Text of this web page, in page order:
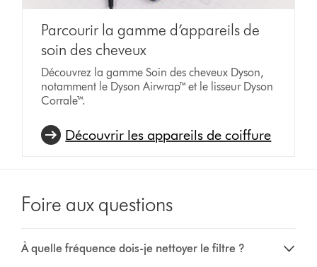
Parcourir la gamme d’appareils de
soin des cheveux
Découvrez la gamme Soin des cheveux Dyson,
notamment le Dyson Airwrap™ et le lisseur Dyson
Corrale™.
Découvrir les appareils de coiffure
Foire aux questions
À quelle fréquence dois-je nettoyer le filtre ?